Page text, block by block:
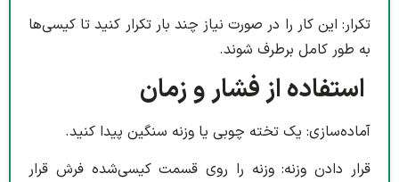
تکرار: این کار را در صورت نیاز چند بار تکرار کنید تا کیسی‌ها
به طور کامل برطرف شوند.
استفاده از فشار و زمان
آماده‌سازی: یک تخته چوبی یا وزنه سنگین پیدا کنید.
قرار دادن وزنه: وزنه را روی قسمت کیسی‌شده فرش قرار